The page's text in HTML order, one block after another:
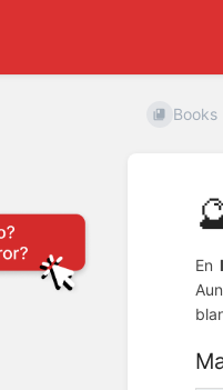
Books
En